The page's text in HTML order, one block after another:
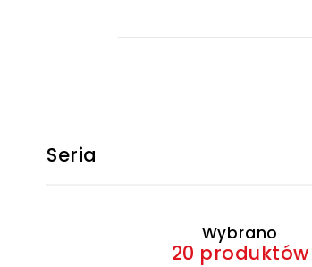
Seria
Wybrano
20 produktów